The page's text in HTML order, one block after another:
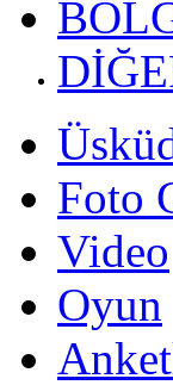
Foto
Video
Oyun